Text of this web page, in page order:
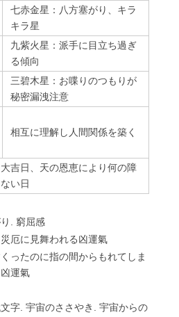
七赤金星：八方塞がり、キラ
キラ星
九紫火星：派手に目立ち過ぎ
る傾向
三碧木星：お喋りのつもりが
秘密漏洩注意
相互に理解し人間関係を築く
吉日、天の恩恵により何の障
い日
. 窮屈感
厄に⾒舞われる凶運氣
ったのに指の間からもれてしま
運氣
字. 宇宙のささやき. 宇宙からの